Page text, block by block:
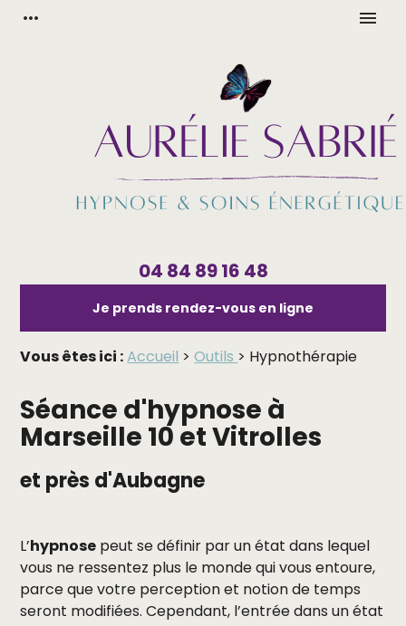
more_horiz menu
04 84 89 16 48
Je prends rendez-vous en ligne
Vous êtes ici :Accueil >Outils > Hypnothérapie
Séance d'hypnose à
Marseille 10 et Vitrolles
et près d'Aubagne
L’hypnose peut se définir par un état dans lequel
vous ne ressentez plus le monde qui vous entoure,
parce que votre perception et notion de temps
seront modifiées. Cependant, l’entrée dans un état